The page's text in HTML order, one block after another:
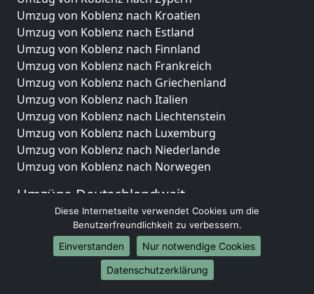
Umzug von Koblenz nach Kroatien
Umzug von Koblenz nach Estland
Umzug von Koblenz nach Finnland
Umzug von Koblenz nach Frankreich
Umzug von Koblenz nach Griechenland
Umzug von Koblenz nach Italien
Umzug von Koblenz nach Liechtenstein
Umzug von Koblenz nach Luxemburg
Umzug von Koblenz nach Niederlande
Umzug von Koblenz nach Norwegen
Umzüge-Deutschlandweit
Umzug von Koblenz nach Berlin
Umzug von Koblenz nach Hamburg
Umzug von Koblenz nach München
Umzug von Koblenz nach Köln
Umzug von Koblenz nach Frankfurt am Main
Diese Internetseite verwendet Cookies um die
Benutzerfreundlichkeit zu verbessern.
Einverstanden
Nur notwendige Cookies
Datenschutzerklärung